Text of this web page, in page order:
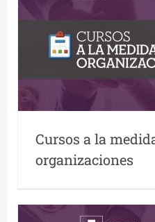
Cursos a la
Cursos a la
organizaciones